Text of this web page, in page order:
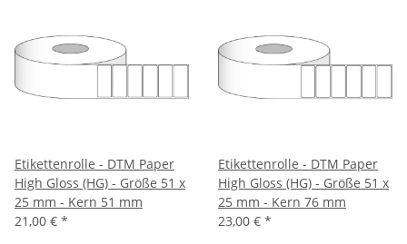
Etikettenrolle - DTM Paper
High Gloss (HG) - Größe 51 x
25 mm - Kern 51 mm
21,00 € *
Etikettenrolle - DTM Paper
High Gloss (HG) - Größe 51 x
25 mm - Kern 76 mm
23,00 € *